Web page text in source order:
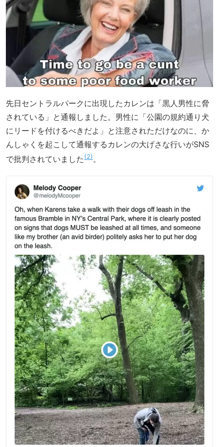
先日セントラルパークに出現したカレンは「黒人男性に脅
されている」と通報しました。男性に「公園の規約通り犬
にリードを付けるべきだよ」と注意されただけなのに、か
んしゃくを起こして通報するカレンの大げさな行いがSNS
で批判されていました 2 。